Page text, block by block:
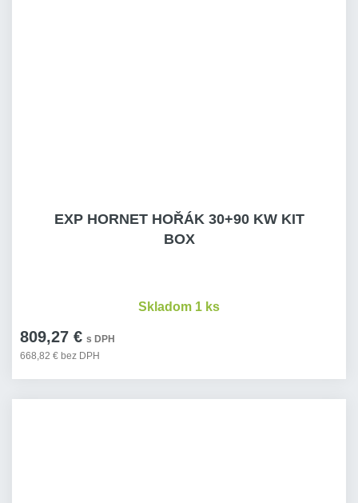
EXP HORNET HOŘÁK 30+90 KW KIT
BOX
809,27 € s DPH
668,82 € bez DPH
Skladom 1 ks